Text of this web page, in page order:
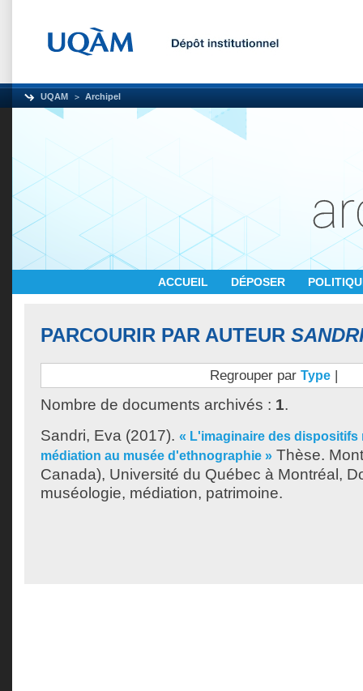
UQAM Archipel
ACCUEIL DÉPOSER
PARCOURIR PAR AUTEUR
Regrouper par Type |
Nombre de documents archivés : 1.
Sandri, Eva (2017). « L'imaginaire des dispositifs
médiation au musée d'ethnographie » Thèse.
Canada), Université du Québec à Montréal,
muséologie, médiation, patrimoine.